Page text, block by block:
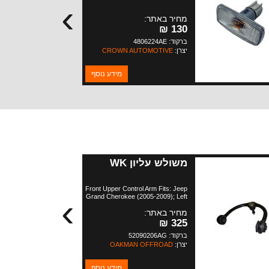
מחיר באתר:
130 ₪
ברקוד: 4806224AE
יצרן: CROWN AUTOMOTIVE
מידע נוסף
›
משולש עליון WK
Front Upper Control Arm Fits: Jeep
Grand Cherokee (2005-2009); Left
Commander (2006-2009); Left or
Right; Includes Ball Joint.
מחיר באתר:
325 ₪
ברקוד: 52090206AG
יצרן: OAKMAN OFFROAD
›